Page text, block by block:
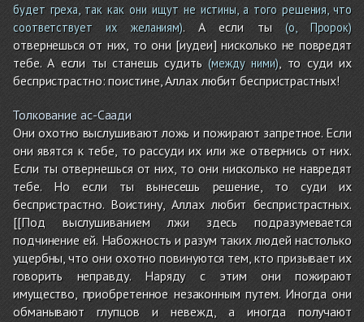
будет греха, так как они ищут не истины, а того решения, что
соответствует их желаниям). А если ты(о, Пророк)
отвернешься от них, то они [иудеи] нисколько не повредят
тебе. А если ты станешь судить(между ними), то суди их
беспристрастно: поистине, Аллах любит беспристрастных!
Толкование ас-Саади
Они охотно выслушивают ложь и пожирают запретное. Если
они явятся к тебе, то рассуди их или же отвернись от них.
Если ты отвернешься от них, то они нисколько не навредят
тебе. Но если ты вынесешь решение, то суди их
беспристрастно. Воистину, Аллах любит беспристрастных.
[[Под выслушиванием лжи здесь подразумевается
подчинение ей. Набожность и разум таких людей настолько
ущербны, что они охотно повинуются тем, кто призывает их
говорить неправду. Наряду с этим они пожирают
имущество, приобретенное незаконным путем. Иногда они
обманывают глупцов и невежд, а иногда получают